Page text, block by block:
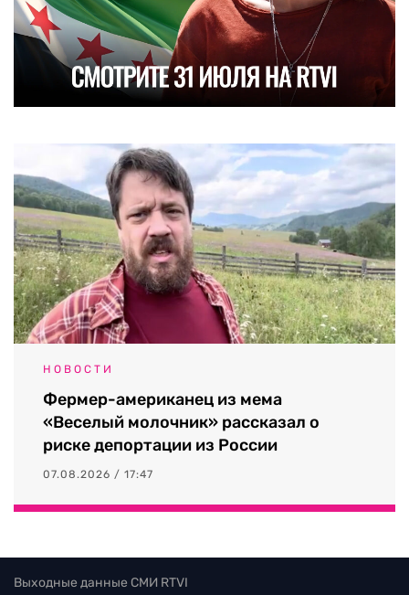
НОВОСТИ
Фермер-американец из мема
«Веселый молочник» рассказал о
риске депортации из России
07.08.2026 / 17:47
Выходные данные СМИ RTVI